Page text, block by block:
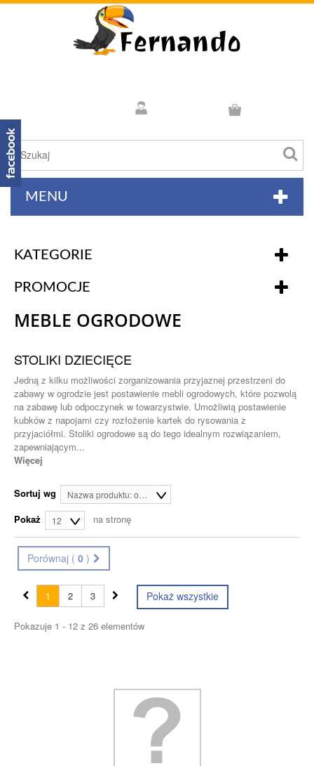
MENU
KATEGORIE
PROMOCJE
MEBLE OGRODOWE
STOLIKI DZIECIĘCE
Jedną z kilku możliwości zorganizowania przyjaznej przestrzeni do
zabawy w ogrodzie jest postawienie mebli ogrodowych, które pozwolą
na zabawę lub odpoczynek w towarzystwie. Umożliwią postawienie
kubków z napojami czy rozłożenie kartek do rysowania z
przyjaciółmi. Stoliki ogrodowe są do tego idealnym rozwiązaniem,
zapewniającym...
Więcej
Sortuj wg
Pokaż 12 na stronę
Porównaj ( 0 )
Pokaż wszystkie
1 2 3
Pokazuje 1 - 12 z 26 elementów